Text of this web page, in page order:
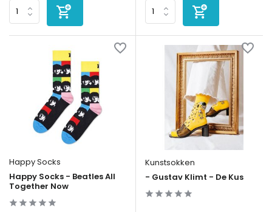
Happy Socks
Happy Socks - Beatles All
Together Now
Kunstsokken
- Gustav Klimt - De Kus